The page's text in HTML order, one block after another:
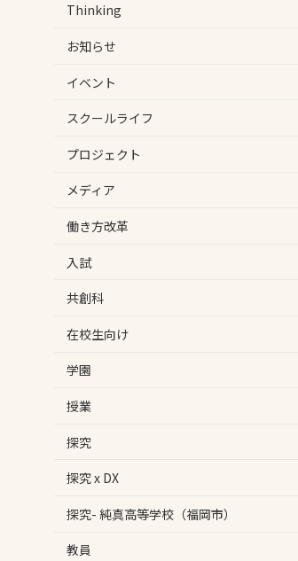
Thinking
お知らせ
イベント
スクールライフ
プロジェクト
メディア
働き方改革
入試
共創科
在校生向け
学園
授業
探究
探究 x DX
探究- 純真高等学校（福岡市）
教員